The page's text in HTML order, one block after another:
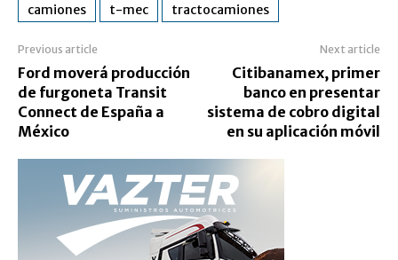
camiones
t-mec tractocamiones
Previous article
Ford moverá producción
de furgoneta Transit
Connect de España a
México
Next article
Citibanamex, primer
banco en presentar
sistema de cobro digital
en su aplicación móvil